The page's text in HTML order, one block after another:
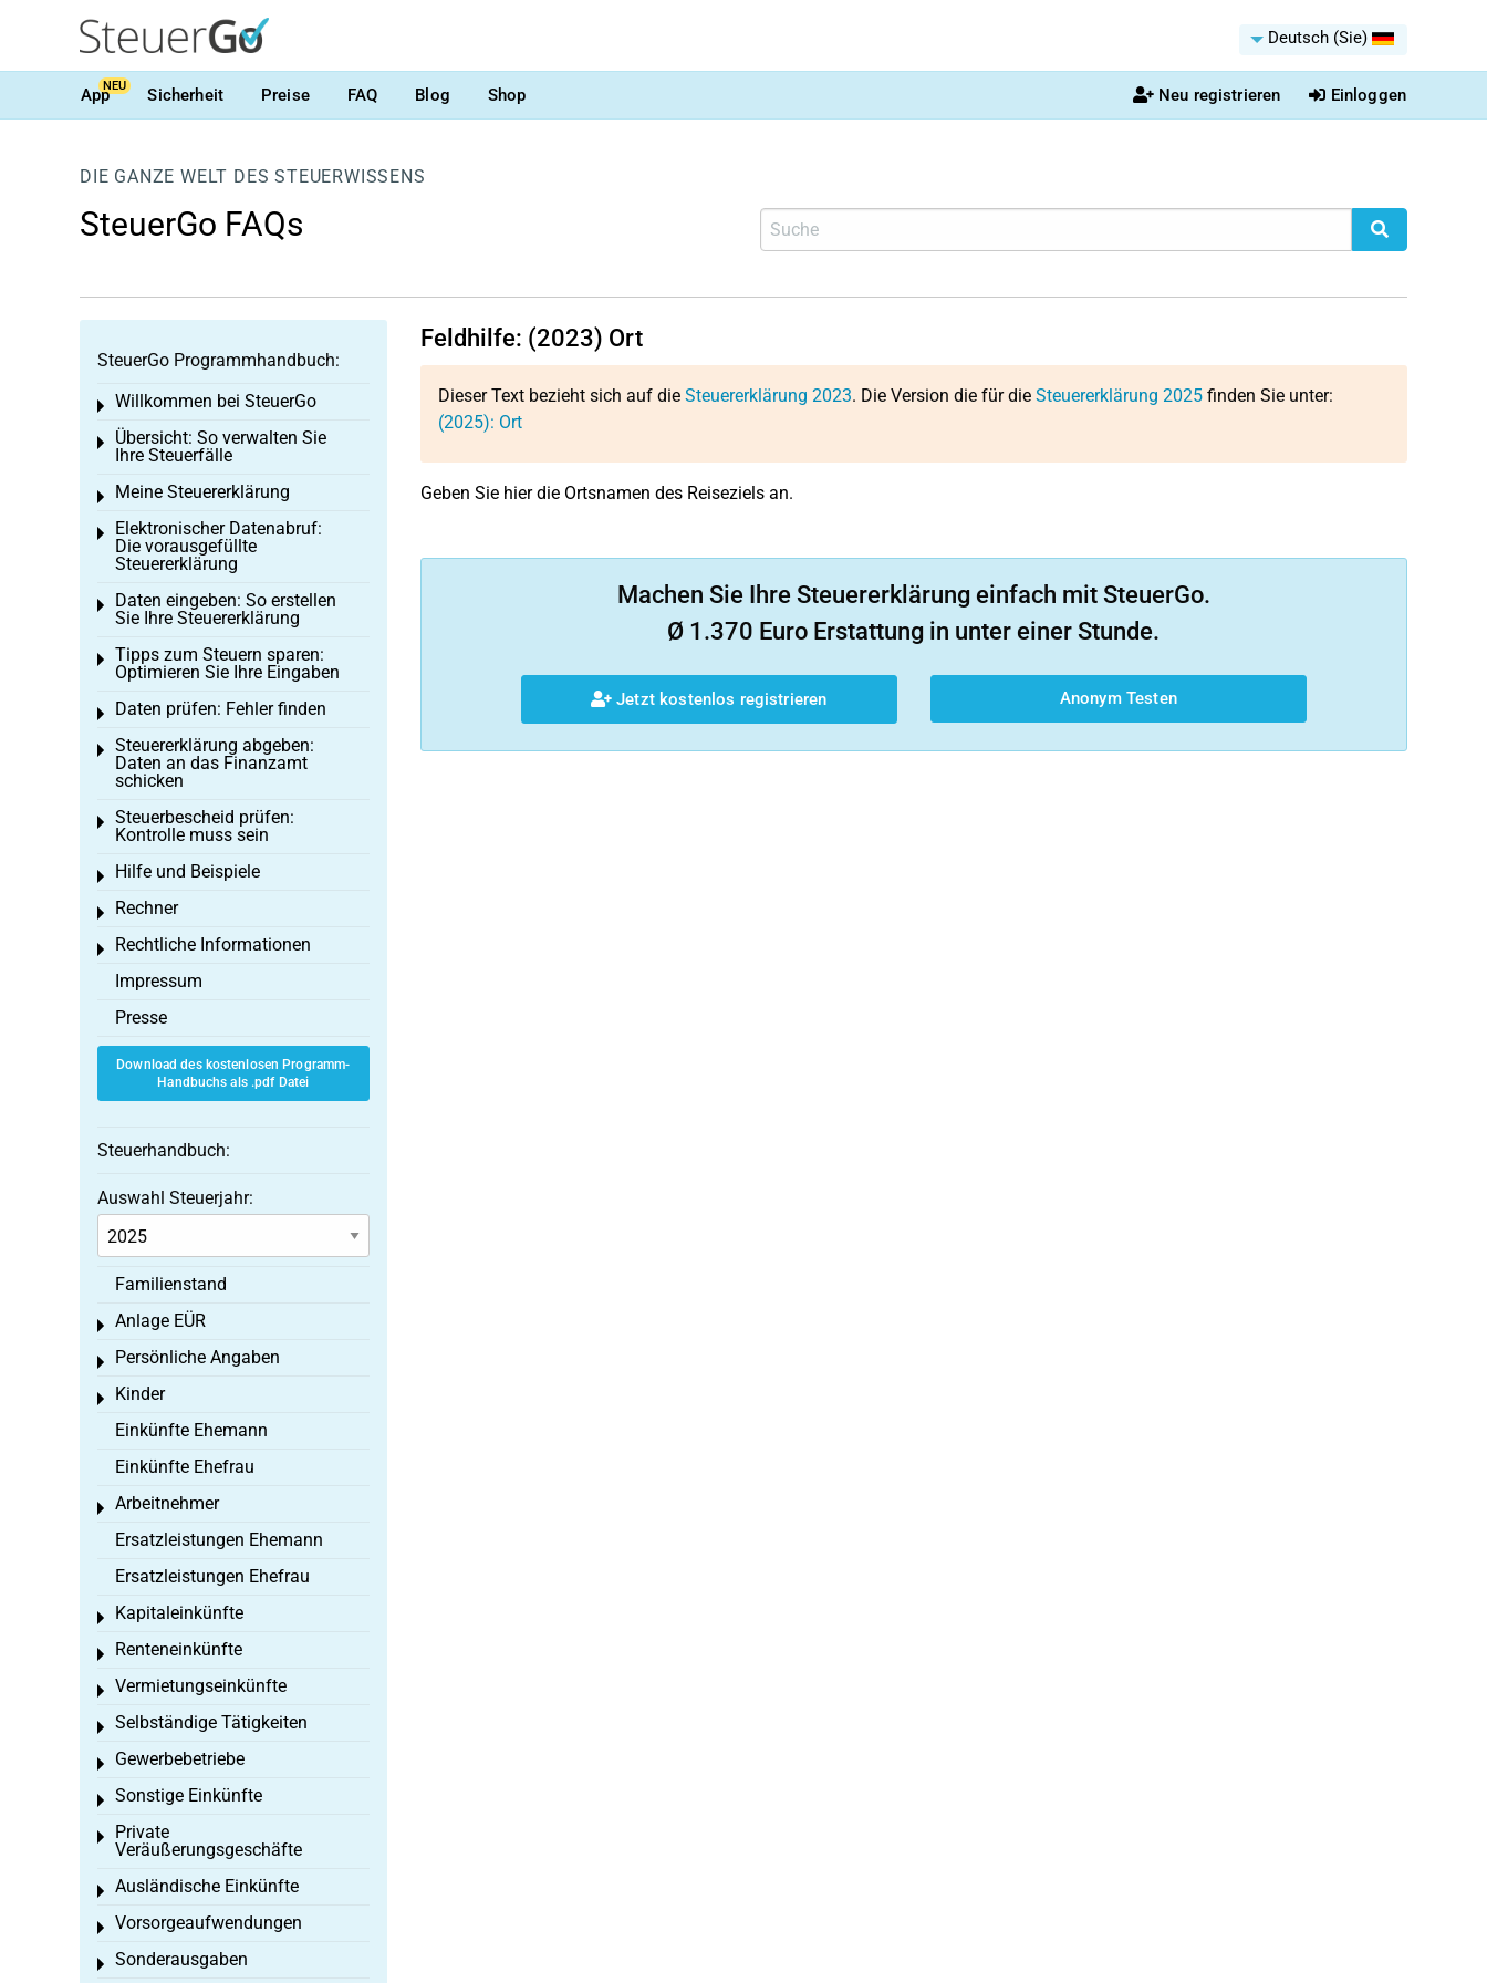
Deutsch (Sie)
AppNEU Sicherheit Preise FAQ Blog Shop Neu registrieren Einloggen
DIE GANZE WELT DES STEUERWISSENS
SteuerGo FAQs
Feldhilfe: (2023) Ort
Dieser Text bezieht sich auf die Steuererklärung 2023. Die Version die für die Steuererklärung 2025finden Sie unter:
(2025): Ort
Geben Sie hier die Ortsnamen des Reiseziels an.
Machen Sie Ihre Steuererklärung einfach mit SteuerGo.
Ø 1.370 Euro Erstattung in unter einer Stunde.
Jetzt kostenlos registrieren Anonym Testen
SteuerGo Programmhandbuch:
Willkommen bei SteuerGo
Toggle menu
Übersicht: So verwalten Sie
Ihre Steuerfälle
Toggle menu
Meine Steuererklärung
Toggle menu
Elektronischer Datenabruf:
Die vorausgefüllte
Steuererklärung
Toggle menu
Daten eingeben: So erstellen
Sie Ihre Steuererklärung
Toggle menu
Tipps zum Steuern sparen:
Optimieren Sie Ihre Eingaben
Toggle menu
Daten prüfen: Fehler finden
Toggle menu
Steuererklärung abgeben:
Daten an das Finanzamt
schicken
Toggle menu
Steuerbescheid prüfen:
Kontrolle muss sein
Toggle menu
Hilfe und Beispiele
Toggle menu
Rechner
Toggle menu
Rechtliche Informationen
Toggle menu
Impressum
Presse
Download des kostenlosen Programm-
Handbuchs als .pdf Datei
Steuerhandbuch:
Auswahl Steuerjahr:
Familienstand
Anlage EÜR
Toggle menu
Persönliche Angaben
Toggle menu
Kinder
Toggle menu
Einkünfte Ehemann
Einkünfte Ehefrau
Arbeitnehmer
Toggle menu
Ersatzleistungen Ehemann
Ersatzleistungen Ehefrau
Kapitaleinkünfte
Toggle menu
Renteneinkünfte
Toggle menu
Vermietungseinkünfte
Toggle menu
Selbständige Tätigkeiten
Toggle menu
Gewerbebetriebe
Toggle menu
Sonstige Einkünfte
Toggle menu
Private
Veräußerungsgeschäfte
Toggle menu
Ausländische Einkünfte
Toggle menu
Vorsorgeaufwendungen
Toggle menu
Sonderausgaben
Toggle menu